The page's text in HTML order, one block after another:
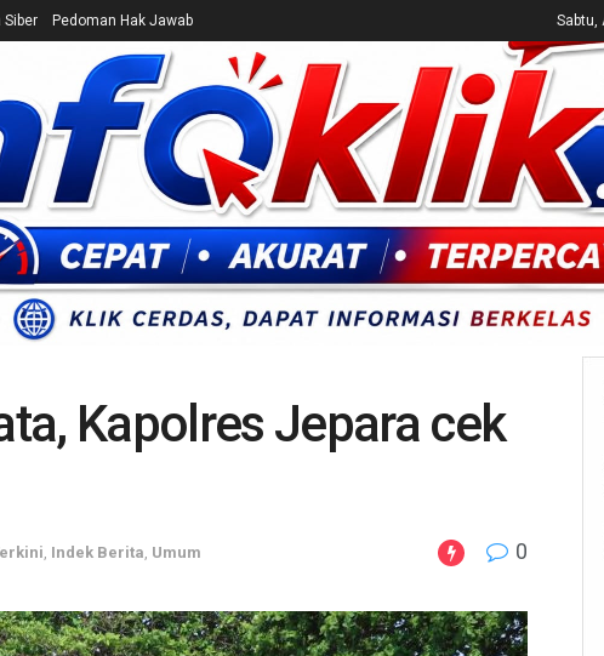
Siber Pedoman Hak Jawab Sabtu,
CEK FAKTA ENTERTAINMENT BREAKING NEWS UMUM
Kapolres Jepara cek
Indek Berita Umum 0